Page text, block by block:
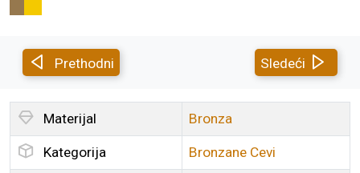
Prethodni Sledeći
Materijal Bronza
Kategorija Bronzane Cevi